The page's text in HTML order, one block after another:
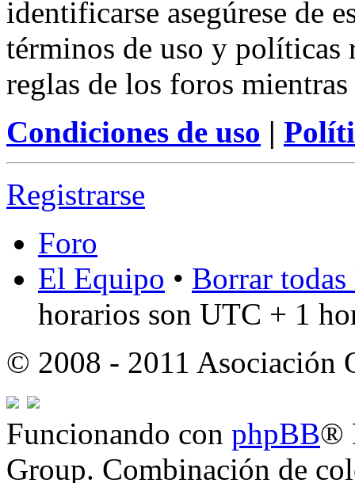
identificarse asegúrese de
términos de uso y políticas
reglas de los foros
Condiciones de uso |
Registrarse
Foro
El Equipo • Borrar
horarios son UTC + 1
© 2008 - 2011 Asociación
Funcionando con phpBB®
Group. Combinación de